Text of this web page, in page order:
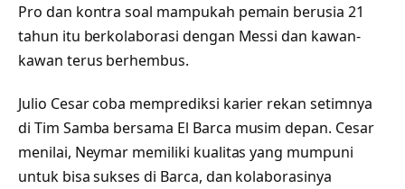
Pro dan kontra soal mampukah pemain berusia 21
tahun itu berkolaborasi dengan Messi dan kawan-
kawan terus berhembus.
Julio Cesar coba memprediksi karier rekan setimnya
di Tim Samba bersama El Barca musim depan. Cesar
menilai, Neymar memiliki kualitas yang mumpuni
untuk bisa sukses di Barca, dan kolaborasinya